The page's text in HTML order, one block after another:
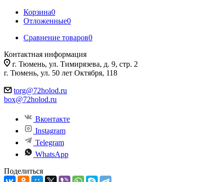
Корзина0
Отложенные0
Сравнение товаров0
Контактная информация
г. Тюмень, ул. Тимирязева, д. 9, стр. 2
г. Тюмень, ул. 50 лет Октября, 118
torg@72holod.ru
box@72holod.ru
Вконтакте
Instagram
Telegram
WhatsApp
Поделиться